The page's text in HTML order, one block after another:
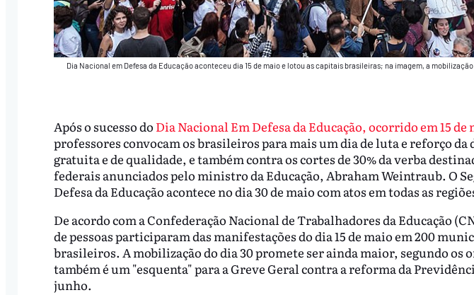
Dia Nacional em Defesa da Educação aconteceu dia 15 de maio e lotou as capitais brasileiras; na imagem, a
Após o sucesso do Dia Nacional Em Defesa da Educação, ocorrido em 15 de
professores convocam os brasileiros para mais um dia de luta e reforço da
gratuita e de qualidade, e também contra os cortes de 30% da verba
federais anunciados pelo ministro da Educação, Abraham Weintraub. O
Defesa da Educação acontece no dia 30 de maio com atos em todas as
De acordo com a Confederação Nacional de Trabalhadores da Educação
de pessoas participaram das manifestações do dia 15 de maio em 200
brasileiros. A mobilização do dia 30 promete ser ainda maior, segundo os
também é um "esquenta" para a Greve Geral contra a reforma da
junho.